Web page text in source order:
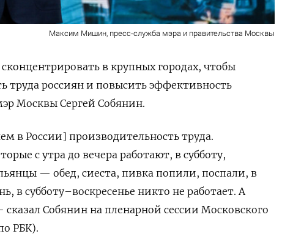
Максим Мишин, пресс-служба мэра и правительства Москвы
в крупных городах, чтобы
труда россиян и повысить эффективность
Москвы Сергей Собянин.
в России] производительность труда.
с утра до вечера работают, в субботу,
— обед, сиеста, пивка попили, поспали, в
в субботу–воскресенье никто не работает. А
Собянин на пленарной сессии Московского
РБК).